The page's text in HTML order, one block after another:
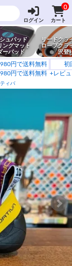
ログイン
0
カート
ュパッド
ングマット
ーパッド
リードクラ
ロープクラ
沢登
円で送料無料
円で送料無料
初
+レビ
ィバ